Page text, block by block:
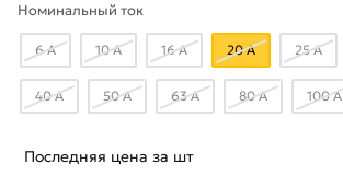
Номинальный ток
6 А 10 А 16 А 20 А 25 А
40 А 50 А 63 А 80 А 100 А
Последняя цена за шт